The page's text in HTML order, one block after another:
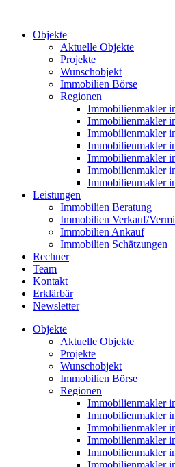
Objekte
Aktuelle Objekte
Projekte
Wunschobjekt
Immobilien Börse
Regionen
Immobilienmakler
Immobilienmakler
Immobilienmakler
Immobilienmakler
Immobilienmakler
Immobilienmakler
Immobilienmakler
Leistungen
Immobilien Beratung
Immobilien Verkauf/
Immobilien Ankauf
Immobilien Schätzungen
Rechner
Team
Kontakt
Erklärbär
Newsletter
Objekte
Aktuelle Objekte
Projekte
Wunschobjekt
Immobilien Börse
Regionen
Immobilienmakler
Immobilienmakler
Immobilienmakler
Immobilienmakler
Immobilienmakler
Immobilienmakler